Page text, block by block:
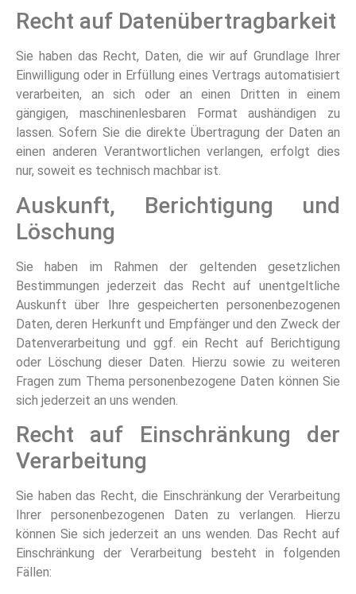
Recht auf Daten­übertrag­barkeit
Sie haben das Recht, Daten, die wir auf Grundlage Ihrer
Einwilligung oder in Erfüllung eines Vertrags automatisiert
verarbeiten, an sich oder an einen Dritten in einem
gängigen, maschinenlesbaren Format aushändigen zu
lassen. Sofern Sie die direkte Übertragung der Daten an
einen anderen Verantwortlichen verlangen, erfolgt dies
nur, soweit es technisch machbar ist.
Auskunft, Berichtigung und
Löschung
Sie haben im Rahmen der geltenden gesetzlichen
Bestimmungen jederzeit das Recht auf unentgeltliche
Auskunft über Ihre gespeicherten personenbezogenen
Daten, deren Herkunft und Empfänger und den Zweck der
Datenverarbeitung und ggf. ein Recht auf Berichtigung
oder Löschung dieser Daten. Hierzu sowie zu weiteren
Fragen zum Thema personenbezogene Daten können Sie
sich jederzeit an uns wenden.
Recht auf Einschränkung der
Verarbeitung
Sie haben das Recht, die Einschränkung der Verarbeitung
Ihrer personenbezogenen Daten zu verlangen. Hierzu
können Sie sich jederzeit an uns wenden. Das Recht auf
Einschränkung der Verarbeitung besteht in folgenden
Fällen: